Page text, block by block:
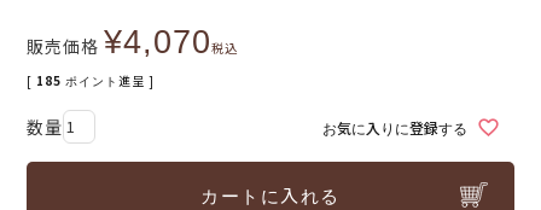
販売価格 ¥4,070税込
[ 185 ポイント進呈 ]
お気に入りに登録する
カートに入れる